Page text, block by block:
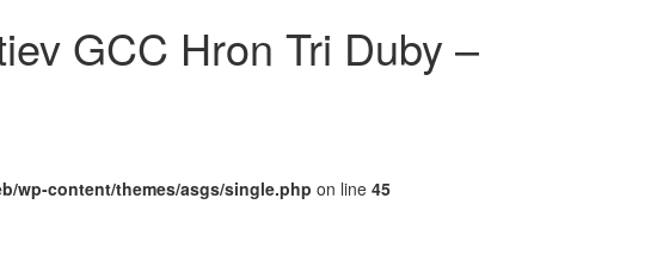
GCC Hron Tri Duby –
wp-content/themes/asgs/single.php on line 45